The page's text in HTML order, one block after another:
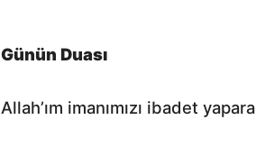
Günün Duası
Allah’ım imanımızı ibadet